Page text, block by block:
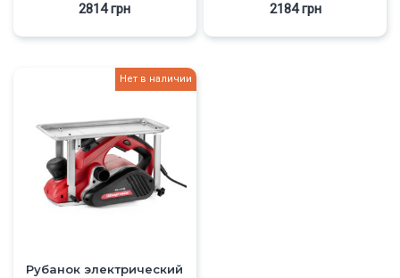
2814грн 2184грн
Нет в наличии
Рубанок электрический